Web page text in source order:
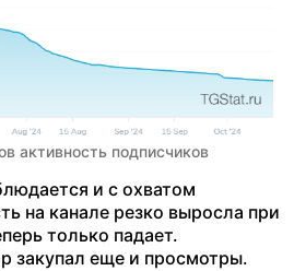
активность подписчиков
и с охватом
на канале резко выросла при
только падает.
закупал еще и просмотры.